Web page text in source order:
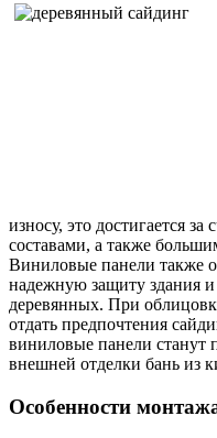
износу, это достигается
составами, а также
Виниловые панели также
надежную защиту здания и
деревянных. При
отдать предпочтения
виниловые панели станут
внешней отделки бань из
Особенности